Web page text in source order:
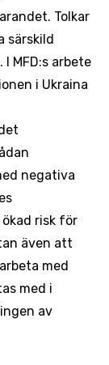
Tolkar
särskild
MFD:s arbete
i Ukraina
negativa
risk för
även att
med
med i
av